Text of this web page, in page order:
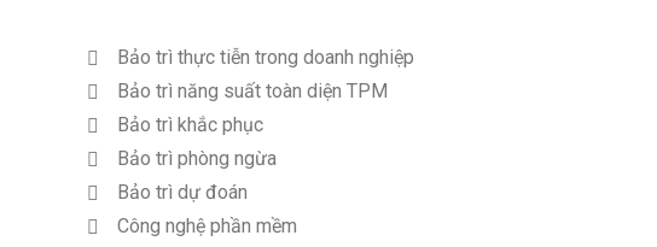
Bảo trì thực tiễn trong doanh nghiệp
Bảo trì năng suất toàn diện TPM
Bảo trì khắc phục
Bảo trì phòng ngừa
Bảo trì dự đoán
Công nghệ phần mềm